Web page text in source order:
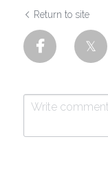
Return to site